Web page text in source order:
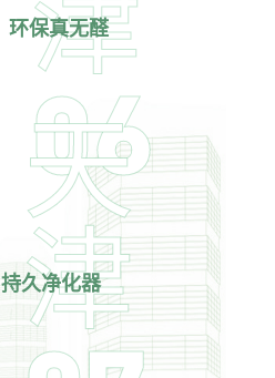
环保真无醛
06
持久净化器
天
津